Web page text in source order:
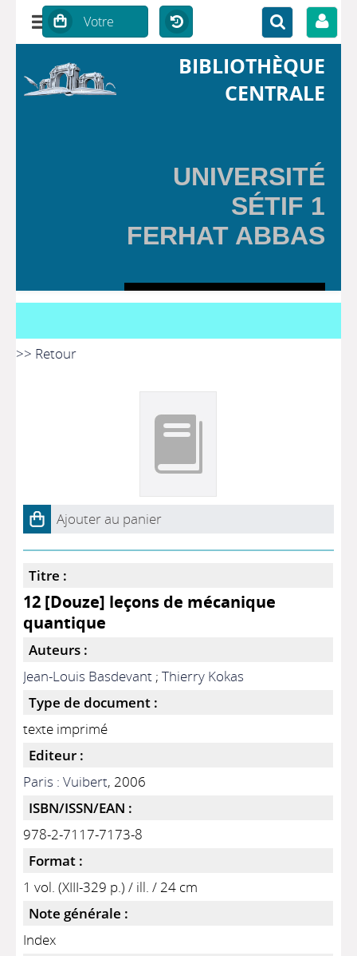
BIBLIOTHÈQUE
CENTRALE
UNIVERSITÉ
SÉTIF 1
FERHAT ABBAS
>> Retour
Ajouter au panier
Titre :
12 [Douze] leçons de mécanique
quantique
Auteurs :
Jean-Louis Basdevant ;Thierry Kokas
Type de document :
texte imprimé
Editeur :
Paris : Vuibert, 2006
ISBN/ISSN/EAN :
978-2-7117-7173-8
Format :
1 vol. (XIII-329 p.) / ill. / 24 cm
Note générale :
Index